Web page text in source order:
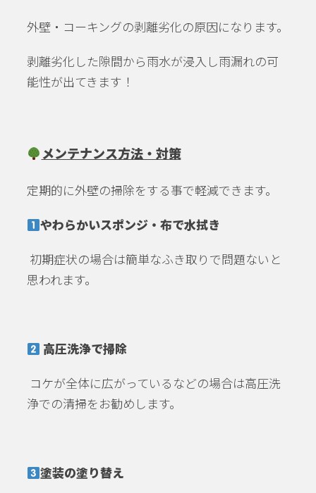
外壁・コーキングの剥離劣化の原因になります。
剥離劣化した隙間から雨水が浸入し雨漏れの可
能性が出てきます！
メンテナンス方法・対策
定期的に外壁の掃除をする事で軽減できます。
やわらかいスポンジ・布で水拭き
初期症状の場合は簡単なふき取りで問題ないと
思われます。
高圧洗浄で掃除
コケが全体に広がっているなどの場合は高圧洗
浄での清掃をお勧めします。
塗装の塗り替え